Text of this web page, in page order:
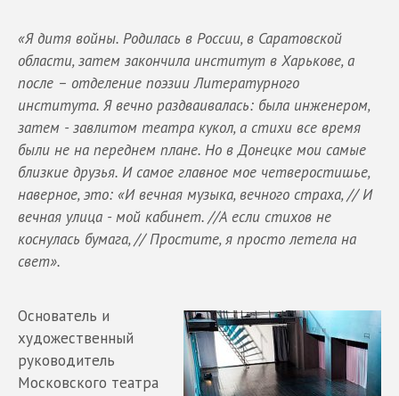
«Я дитя войны. Родилась в России, в Саратовской
области, затем закончила институт в Харькове, а
после – отделение поэзии Литературного
института. Я вечно раздваивалась: была инженером,
затем - завлитом театра кукол, а стихи все время
были не на переднем плане. Но в Донецке мои самые
близкие друзья. И самое главное мое четверостишье,
наверное, это: «И вечная музыка, вечного страха, // И
вечная улица - мой кабинет. //А если стихов не
коснулась бумага, // Простите, я просто летела на
свет».
Основатель и
художественный
руководитель
Московского театра